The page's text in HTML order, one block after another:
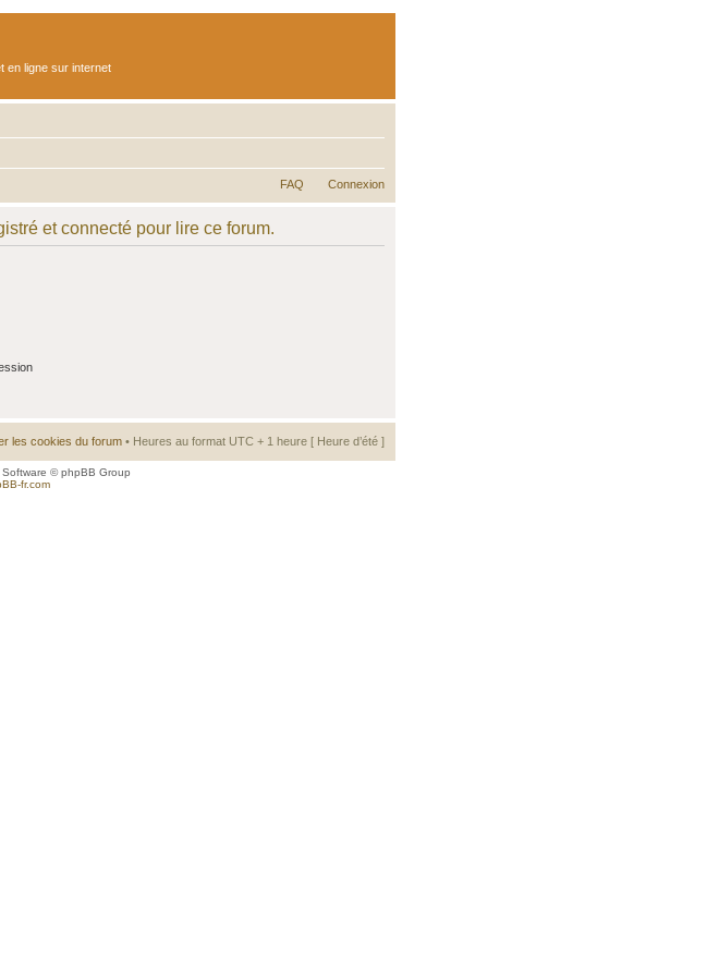
en ligne sur internet
FAQ Connexion
et connecté pour lire ce forum.
les cookies du forum • Heures au format UTC + 1 heure [ Heure d’été ]
© phpBB Group
fr.com